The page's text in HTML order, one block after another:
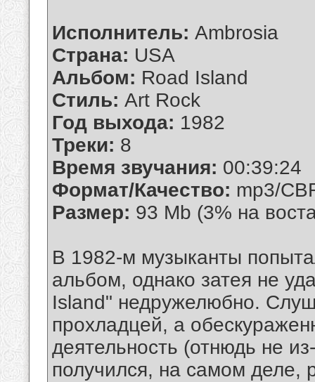
Исполнитель: Ambrosia
Страна: USA
Альбом: Road Island
Стиль: Art Rock
Год выхода: 1982
Треки: 8
Время звучания: 00:39:24
Формат/Качество: mp3/
Размер: 93 Mb (3% на
В 1982-м музыканты
альбом, однако затея не
Island" недружелюбно.
прохладцей, а
деятельность (отнюдь не
получился, на самом деле,